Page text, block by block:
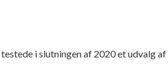
testede i slutningen af 2020 et udvalg